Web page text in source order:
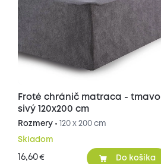
Froté chránič matraca - tmavo
sivý 120x200 cm
Rozmery • 120 x 200 cm
Skladom
16,60€ Do košíka